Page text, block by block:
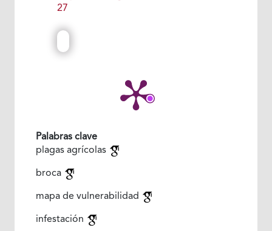
27
Palabras clave
plagas agrícolas
broca
mapa de vulnerabilidad
infestación